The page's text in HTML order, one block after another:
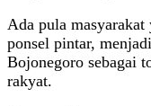
Ada pula
ponsel pintar,
Bojonegoro sebagai
rakyat.